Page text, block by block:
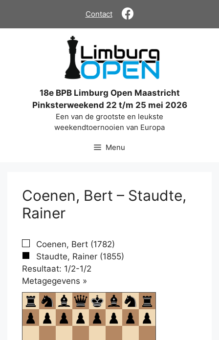
de
Contact
18e BPB Limburg Open Maastricht
Pinksterweekend 22 t/m 25 mei 2026
Een van de grootste en leukste
weekendtoernooien van Europa
Menu
Coenen, Bert – Staudte,
Rainer
Coenen, Bert (1782)
Staudte, Rainer (1855)
Resultaat: 1/2-1/2
Metagegevens »
om
te
openen.